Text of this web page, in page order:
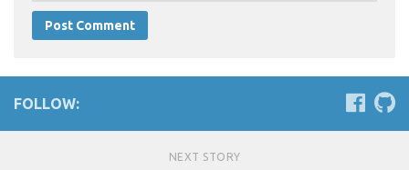
FOLLOW:
NEXT STORY